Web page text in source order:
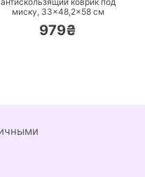
миску, 33×48,2×58 см
979₴